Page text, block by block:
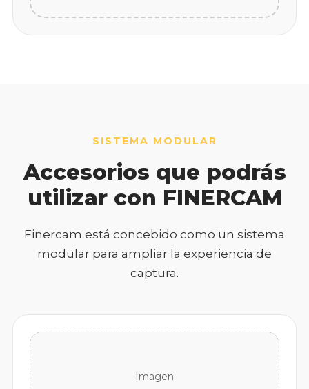
SISTEMA MODULAR
Accesorios que podrás
utilizar con FINERCAM
Finercam está concebido como un sistema
modular para ampliar la experiencia de
captura.
Imagen